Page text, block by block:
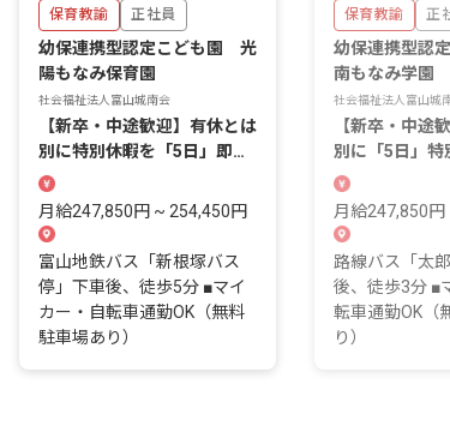
保育教諭 正社員
幼保連携型認定こども園 光
陽もなみ保育園
社会福祉法人富山城南会
【新卒・中途歓迎】有休とは
別に特別休暇を「5日」即日
付与！「ひときわ心のゆとり
を持って働ける園」を目指し
て。
月給247,850円 ~ 254,450円
富山地鉄バス「新根塚バス
停」下車後、徒歩5分 ■マイ
カー・自転車通勤OK（無料
駐車場あり）
保育教諭 正
幼保連携型認
南もなみ学園
社会福祉法人富山城南
【新卒・中途
別に「5日」特
富山で「どこ
とりを持って
指して。
月給247,850
路線バス「太
後、徒歩3分 ■
転車通勤OK（
り）